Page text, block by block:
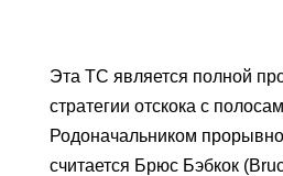
Эта ТС является полной
стратегии отскока с
Родоначальником
считается Брюс Бэбкок